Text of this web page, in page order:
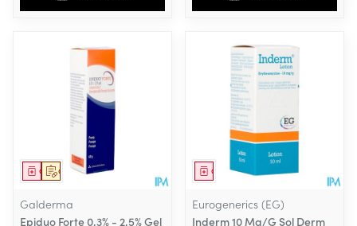
Op voorschrift
Geneesmiddel
Galderma
Epiduo Forte 0,3% - 2,5% Gel
Geneesmiddel
Eurogenerics (EG)
Inderm 10 Mg/G Sol Derm